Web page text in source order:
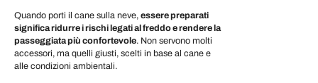
Quando porti il cane sulla neve, essere preparati
significa ridurre i rischi legati al freddo e rendere la
passeggiata più confortevole. Non servono molti
accessori, ma quelli giusti, scelti in base al cane e
alle condizioni ambientali.